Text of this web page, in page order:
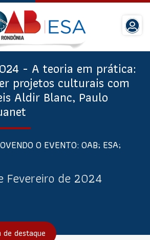
- A teoria em prática:
projetos culturais com
Aldir Blanc, Paulo
O EVENTO: OAB; ESA;
Fevereiro de 2024
de destaque